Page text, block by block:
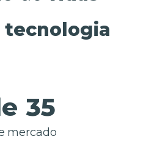
tecnologia
35
mercado